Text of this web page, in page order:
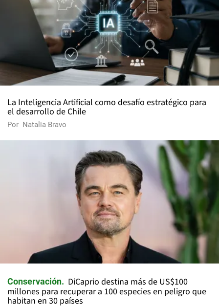
La Inteligencia Artificial como desafío estratégico para
el desarrollo de Chile
Por Natalia Bravo
Conservación
DiCaprio destina más de US$100
millones para recuperar a 100 especies en peligro que
habitan en 30 países